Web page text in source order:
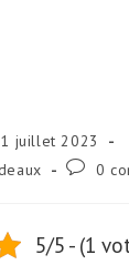
1 juillet 2023
0
5/5 - (1